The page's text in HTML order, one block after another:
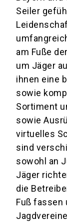
Seiler
am Fuße
um Jäger
ihnen eine
sowie
Sortiment
sowie
virtuelles
sind
sowohl an
Jäger
die
Fuß fassen